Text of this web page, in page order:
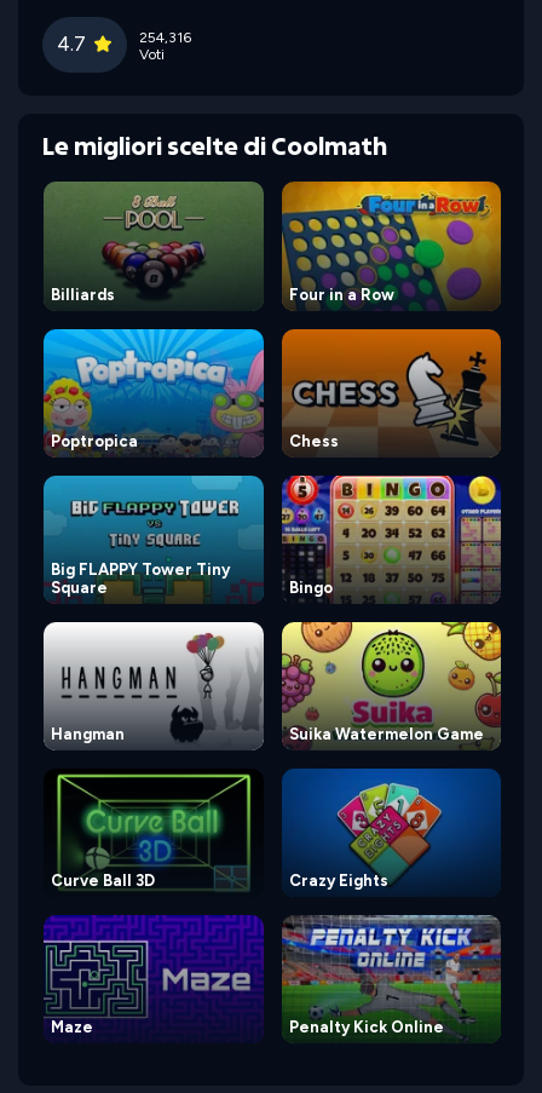
4.7
254,316
Voti
Le migliori scelte di Coolmath
Billiards Four in a Row
Poptropica Chess
Big FLAPPY Tower Tiny
Square
Bingo
Hangman Suika Watermelon Game
Curve Ball 3D Crazy Eights
Maze Penalty Kick Online